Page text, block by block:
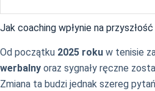
Jak coaching wpłynie na
Od początku 2025 roku w tenisie
werbalny oraz sygnały ręczne
Zmiana ta budzi jednak szereg